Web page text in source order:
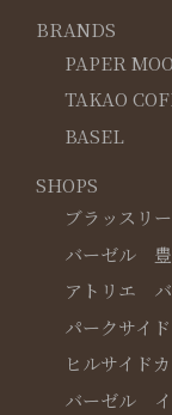
BRANDS
PAPER
TAKAO
BASEL
SHOPS
ブラッスリ
バーゼル
アトリエ
パークサイ
ヒルサイド
バーゼル